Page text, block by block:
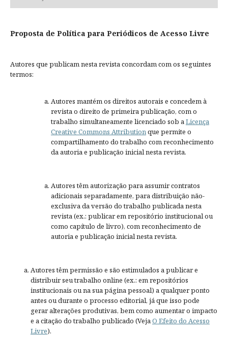
Proposta de Política para Periódicos de Acesso Livre
Autores que publicam nesta revista concordam com os seguintes
termos:
Autores mantém os direitos autorais e concedem à
revista o direito de primeira publicação, com o
trabalho simultaneamente licenciado sob aLicença
Creative Commons Attributionque permite o
compartilhamento do trabalho com reconhecimento
da autoria e publicação inicial nesta revista.
Autores têm autorização para assumir contratos
adicionais separadamente, para distribuição não-
exclusiva da versão do trabalho publicada nesta
revista (ex.: publicar em repositório institucional ou
como capítulo de livro), com reconhecimento de
autoria e publicação inicial nesta revista.
Autores têm permissão e são estimulados a publicar e
distribuir seu trabalho online (ex.: em repositórios
institucionais ou na sua página pessoal) a qualquer ponto
antes ou durante o processo editorial, já que isso pode
gerar alterações produtivas, bem como aumentar o impacto
e a citação do trabalho publicado (VejaO Efeito do Acesso
Livre).